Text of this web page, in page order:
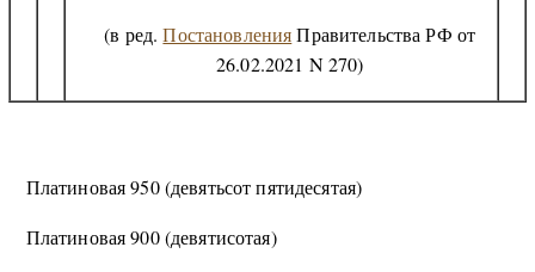
(в ред.ПостановленияПравительства РФ от
26.02.2021 N 270)
Платиновая 950 (девятьсот пятидесятая)
Платиновая 900 (девятисотая)